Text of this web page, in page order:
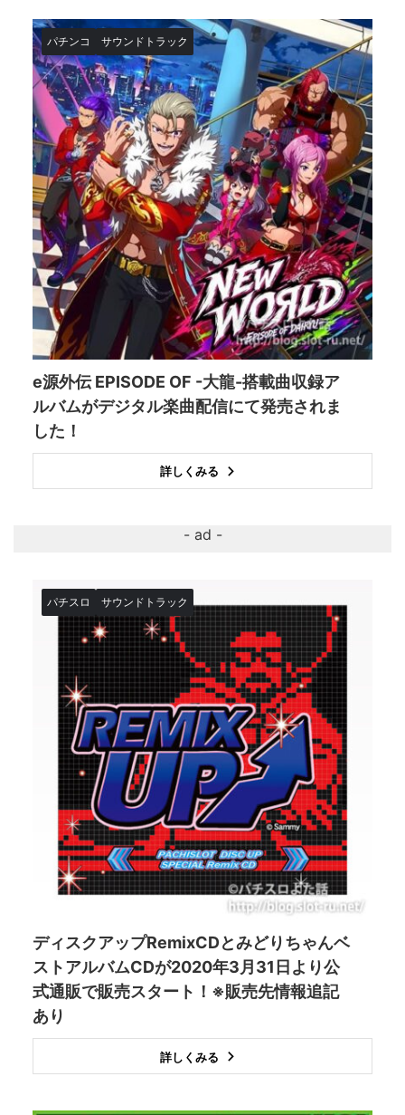
パチンコ サウンドトラック
e源外伝 EPISODE OF -大龍-搭載曲収録ア
ルバムがデジタル楽曲配信にて発売されま
した！
詳しくみる
パチスロ サウンドトラック
ディスクアップRemixCDとみどりちゃんベ
ストアルバムCDが2020年3月31日より公
式通販で販売スタート！※販売先情報追記
あり
詳しくみる